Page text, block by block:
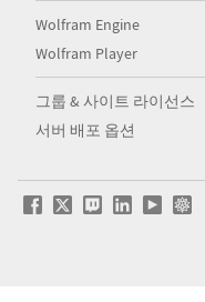
Wolfram Engine
Wolfram Player
그룹 & 사이트 라이선스
서버 배포 옵션